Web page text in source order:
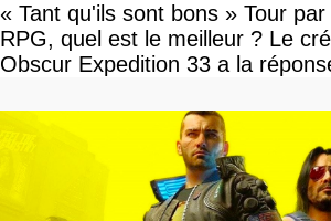
« Tant qu'ils sont bons » Tour
RPG, quel est le meilleur ? Le
Obscur Expedition 33 a la